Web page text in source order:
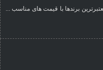
برندها با قیمت های مناسب ...